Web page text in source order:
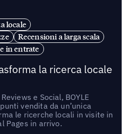
locale
Recensioni a larga scala
in entrate
la ricerca locale
e Social, BOYLE
vendita da un’unica
le ricerche locali in visite in
Pages in arrivo.